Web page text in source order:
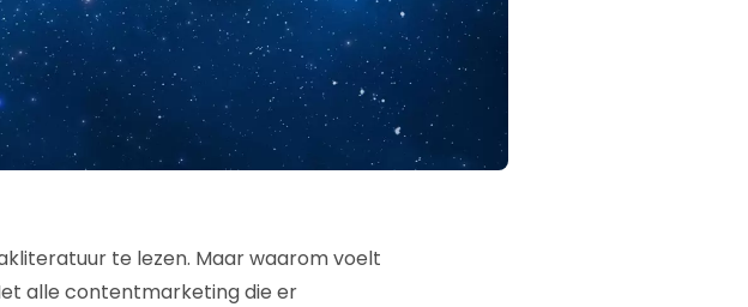
te lezen. Maar waarom voelt
alle contentmarketing die er